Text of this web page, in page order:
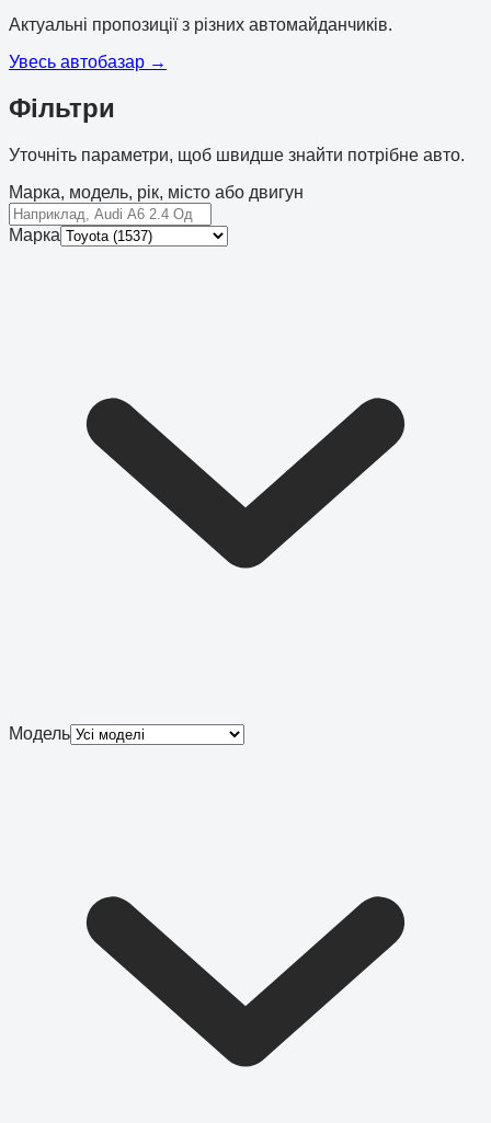
Актуальні пропозиції з різних автомайданчиків.
Увесь автобазар →
Фільтри
Уточніть параметри, щоб швидше знайти потрібне авто.
Марка, модель, рік, місто або двигун
Марка
Модель